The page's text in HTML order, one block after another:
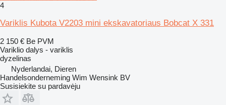
4
Variklis Kubota V2203 mini ekskavatoriaus Bobcat X 331
2 150 € Be PVM
Variklio dalys - variklis
dyzelinas
Nyderlandai, Dieren
Handelsonderneming Wim Wensink BV
Susisiekite su pardavėju